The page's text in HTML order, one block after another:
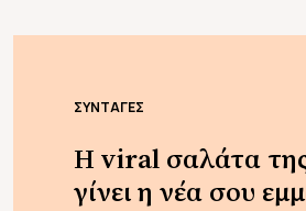
ΣΥΝΤΑΓΕΣ
Η viral σαλάτα
γίνει η νέα σου